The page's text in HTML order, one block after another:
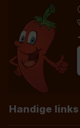
Handige links